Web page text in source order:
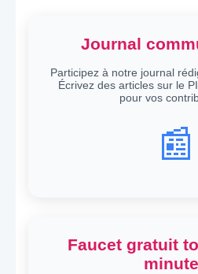
Journal
Participez à notre journal
Écrivez des articles sur le
pour vos
📰
Faucet gratuit